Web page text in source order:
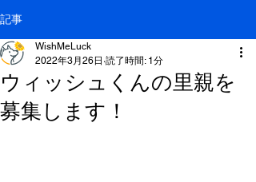
記事
ウィッシュくんの里親を
募集します！
WishMeLuck
2022年3月26日 読了時間: 1分